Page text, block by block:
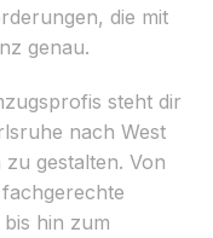
die mit
genau.
steht dir
nach West
gestalten. Von
hin zum